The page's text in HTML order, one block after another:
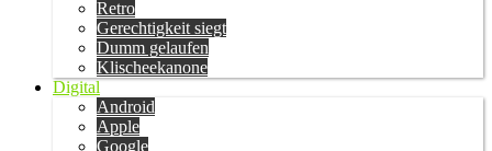
Retro
Gerechtigkeit siegt
Dumm gelaufen
Klischeekanone
Digital
Android
Apple
Google